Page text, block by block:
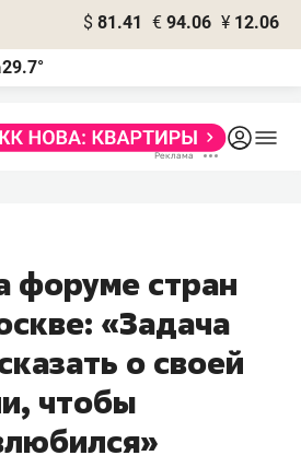
$ 81.41 € 94.06 ¥ 12.06
29.7°
форуме стран
«Задача
о своей
чтобы